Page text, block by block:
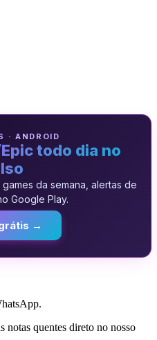
· ANDROID
todo dia no
da semana, alertas de
Google Play.
→
notas quentes direto no nosso